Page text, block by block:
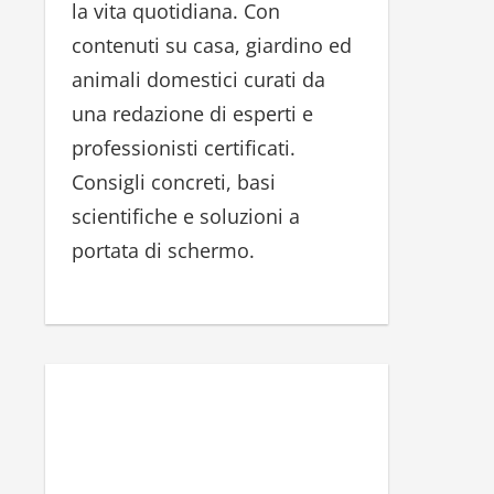
r
:
la vita quotidiana. Con
contenuti su casa, giardino ed
animali domestici curati da
una redazione di esperti e
professionisti certificati.
Consigli concreti, basi
scientifiche e soluzioni a
portata di schermo.